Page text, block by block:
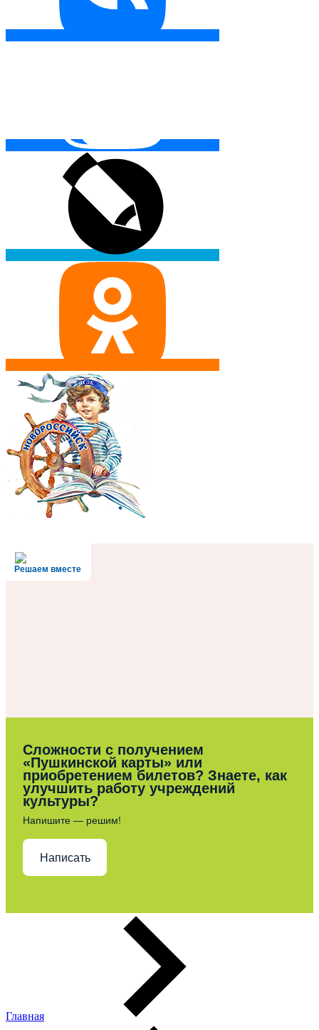
Решаем вместе
Сложности с получением
«Пушкинской карты» или
приобретением билетов? Знаете, как
улучшить работу учреждений
культуры?
Напишите — решим!
Написать
Главная